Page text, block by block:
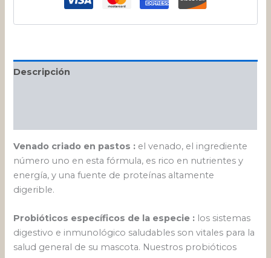
Descripción
Venado criado en pastos : el venado, el ingrediente
número uno en esta fórmula, es rico en nutrientes y
energía, y una fuente de proteínas altamente
digerible.
Probióticos específicos de la especie : los sistemas
digestivo e inmunológico saludables son vitales para la
salud general de su mascota. Nuestros probióticos